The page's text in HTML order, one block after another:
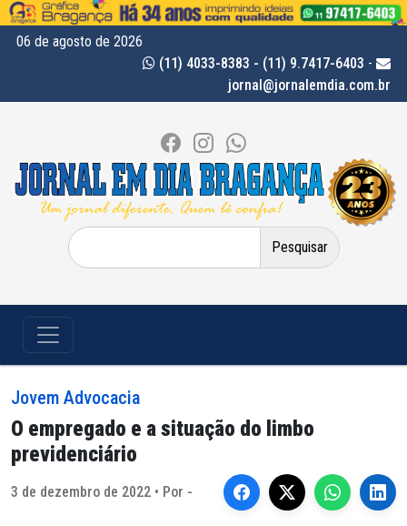
06 de agosto de 2026
(11) 4033-8383 - (11) 9.7417-6403 -
jornal@jornalemdia.com.br
Pesquisar
por:
Jovem Advocacia
O empregado e a situação do limbo
previdenciário
3 de dezembro de 2022 • Por -